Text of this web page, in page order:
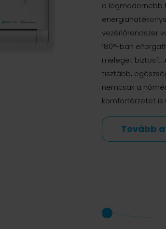
a legmodernebb
vezérlőrendszer
180°-ban
meleget biztosít.
tisztább,
nemcsak a
komfortérzetet is
Tovább